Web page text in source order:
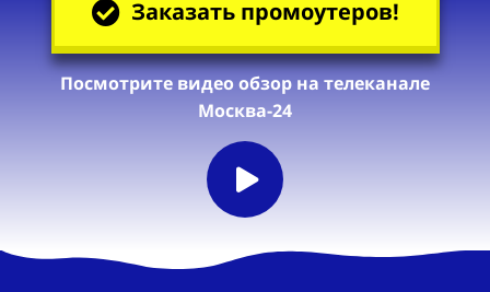
Заказать промоутеров!
Посмотрите видео обзор на телеканале
Москва-24